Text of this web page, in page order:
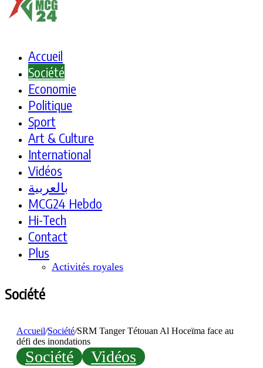
Accueil
Société
Economie
Politique
Sport
Art & Culture
International
Vidéos
بالعربية
MCG24 Hebdo
Hi-Tech
Contact
Plus
Activités royales
Société
Accueil/Société/SRM Tanger Tétouan Al Hoceïma face au
défi des inondations
Société Vidéos